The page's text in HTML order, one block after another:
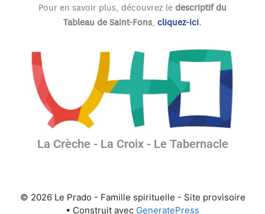
Pour en savoir plus, découvrez ledescriptif du
Tableau de Saint-Fons, cliquez-ici.
La Crèche - La Croix - Le Tabernacle
© 2026 Le Prado - Famille spirituelle - Site provisoire
• Construit avec GeneratePress